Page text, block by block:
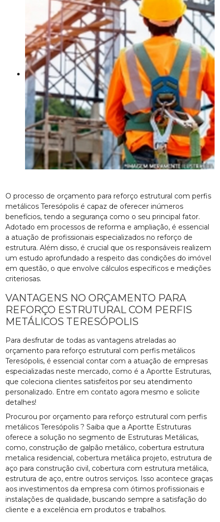
O processo de orçamento para reforço estrutural com perfis
metálicos Teresópolis é capaz de oferecer inúmeros
benefícios, tendo a segurança como o seu principal fator.
Adotado em processos de reforma e ampliação, é essencial
a atuação de profissionais especializados no reforço de
estrutura. Além disso, é crucial que os responsáveis realizem
um estudo aprofundado a respeito das condições do imóvel
em questão, o que envolve cálculos específicos e medições
criteriosas.
VANTAGENS NO ORÇAMENTO PARA
REFORÇO ESTRUTURAL COM PERFIS
METÁLICOS TERESÓPOLIS
Para desfrutar de todas as vantagens atreladas ao
orçamento para reforço estrutural com perfis metálicos
Teresópolis, é essencial contar com a atuação de empresas
especializadas neste mercado, como é a Aportte Estruturas,
que coleciona clientes satisfeitos por seu atendimento
personalizado. Entre em contato agora mesmo e solicite
detalhes!
Procurou por orçamento para reforço estrutural com perfis
metálicos Teresópolis ? Saiba que a Aportte Estruturas
oferece a solução no segmento de Estruturas Metálicas,
como, construção de galpão metálico, cobertura estrutura
metalica residencial, cobertura metálica projeto, estrutura de
aço para construção civil, cobertura com estrutura metálica,
estrutura de aço, entre outros serviços. Isso acontece graças
aos investimentos da empresa com ótimos profissionais e
instalações de qualidade, buscando sempre a satisfação do
cliente e a excelência em produtos e trabalhos.